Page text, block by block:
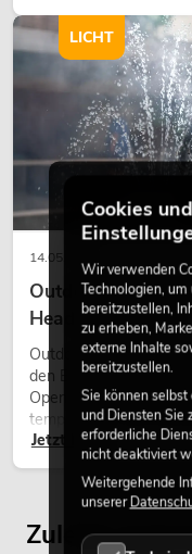
799,00 €
EUROLITE Set
Flügelbegrenzer
No. 20000148Artikel
wirken lassen.
14.05.2026
Outdoor Moving-
Heads bei Events
Outdoor Moving-
den Einsatz im Freien.
Open-Air-Konzerten,
temporären
Jetzt lesen
LICHT
Zuletzt
Cookies
Wir verwenden
Technologien,
bereitzustellen,
zu erheben,
externe Inhalte
bereitzustellen.
Sie können
und Diensten Sie
erforderliche
nicht deaktiviert
Weitergehende
unserer